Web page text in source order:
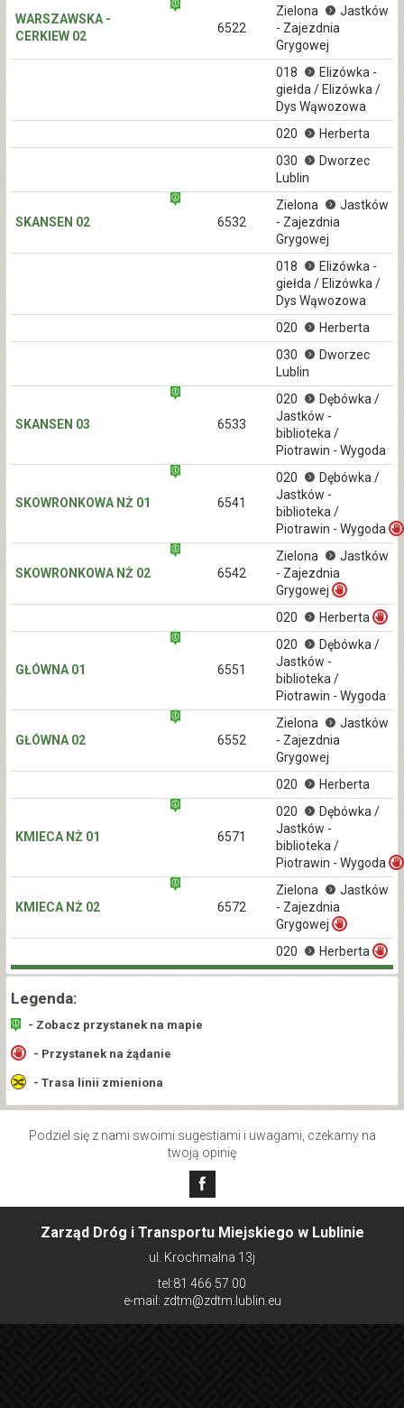
WARSZAWSKA -
CERKIEW 02
6522
Zielona
Jastków
- Zajezdnia
Grygowej
018
Elizówka -
giełda / Elizówka /
Dys Wąwozowa
020
Herberta
030
Dworzec
Lublin
SKANSEN 02 6532
Zielona
Jastków
- Zajezdnia
Grygowej
018
Elizówka -
giełda / Elizówka /
Dys Wąwozowa
020
Herberta
030
Dworzec
Lublin
SKANSEN 03 6533
020
Dębówka /
Jastków -
biblioteka /
Piotrawin - Wygoda
SKOWRONKOWA NŻ 01 6541
020
Dębówka /
Jastków -
biblioteka /
Piotrawin - Wygoda
SKOWRONKOWA NŻ 02 6542
Zielona
Jastków
- Zajezdnia
Grygowej
020
Herberta
GŁÓWNA 01 6551
020
Dębówka /
Jastków -
biblioteka /
Piotrawin - Wygoda
GŁÓWNA 02 6552
Zielona
Jastków
- Zajezdnia
Grygowej
020
Herberta
KMIECA NŻ 01 6571
020
Dębówka /
Jastków -
biblioteka /
Piotrawin - Wygoda
KMIECA NŻ 02 6572
Zielona
Jastków
- Zajezdnia
Grygowej
020
Herberta
Legenda:
- Zobacz przystanek na mapie
- Przystanek na żądanie
- Trasa linii zmieniona
Podziel się z nami swoimi sugestiami i uwagami, czekamy na
twoją opinię
Zarząd Dróg i Transportu Miejskiego w Lublinie
ul. Krochmalna 13j
tel:81 466 57 00
e-mail: zdtm@zdtm.lublin.eu